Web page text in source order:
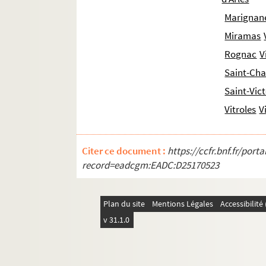
194. « Papiers de S. A. Louis, cardinal duc de
195. « Critique du Nobiliaire de Provence,
196-197. « Documens historiques relatifs
202. « OEuvre des prisons d'Aix. Recueilli par
203. « Oraison funèbre de monseigneur le
Miramas
Rognac
Saint-
Saint-
Vitroles
Citer ce document : https://ccfr.bnf.fr/
record=eadcgm:EADC:D25170523
Plan du site Mentions Légales
v 31.1.0